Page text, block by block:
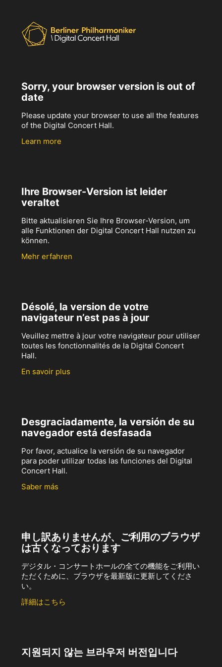
Sorry, your browser version is out of
date
Please update your browser to use all the features
of the Digital Concert Hall.
Learn more
Ihre Browser-Version ist leider
veraltet
Bitte aktualisieren Sie Ihre Browser-Version, um
alle Funktionen der Digital Concert Hall nutzen zu
können.
Mehr erfahren
Désolé, la version de votre
navigateur n’est pas à jour
Veuillez mettre à jour votre navigateur pour utiliser
toutes les fonctionnalités de la Digital Concert
Hall.
En savoir plus
Desgraciadamente, la versión de su
navegador está desfasada
Por favor, actualice la versión de su navegador
para poder utilizar todas las funciones del Digital
Concert Hall.
Saber más
申し訳ありませんが、ご利用のブラウザ
は古くなっております
デジタル・コンサートホールの全ての機能をご利用い
ただくために、ブラウザを最新版に更新してくださ
い。
詳細はこちら
지원되지 않는 브라우저 버전입니다